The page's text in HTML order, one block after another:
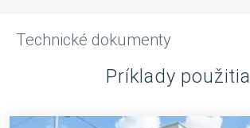
Technické dokumenty
Príklady použitia